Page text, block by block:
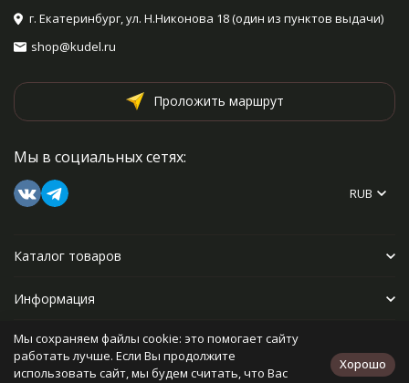
г. Екатеринбург, ул. Н.Никонова 18 (один из пунктов выдачи)
shop@kudel.ru
Проложить маршрут
Мы в социальных сетях:
RUB
Каталог товаров
Информация
Прочее
Мы сохраняем файлы cookie: это помогает сайту
работать лучше. Если Вы продолжите
использовать сайт, мы будем считать, что Вас
Хорошо